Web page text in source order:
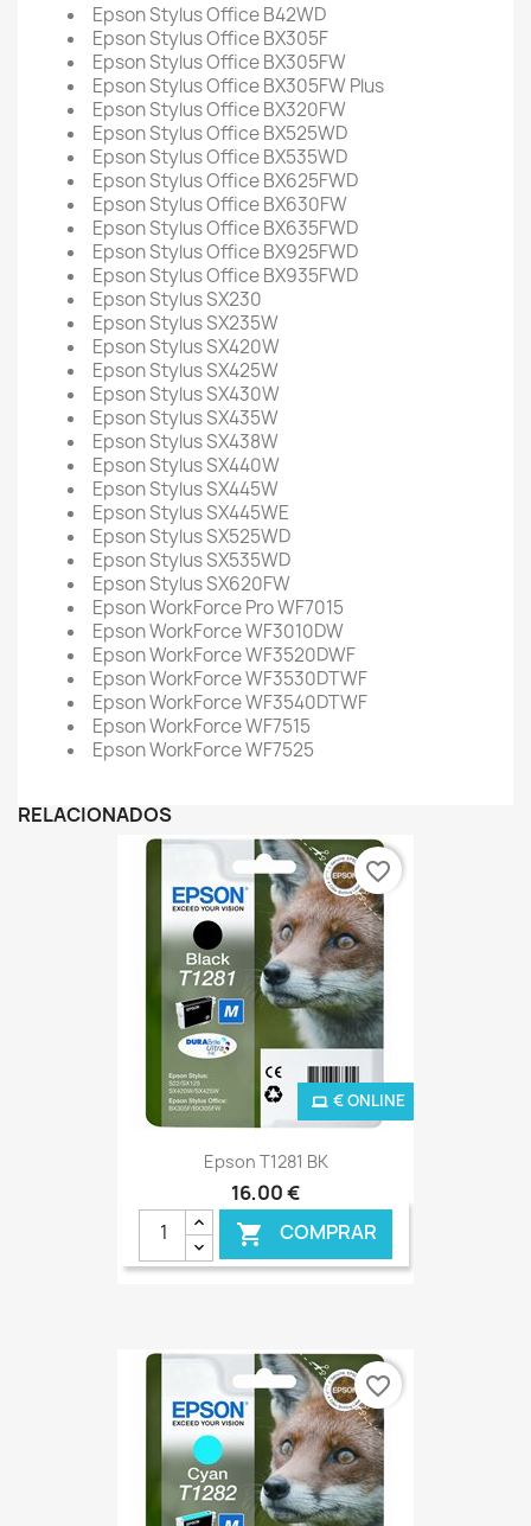
Epson Stylus Office B42WD
Epson Stylus Office BX305F
Epson Stylus Office BX305FW
Epson Stylus Office BX305FW Plus
Epson Stylus Office BX320FW
Epson Stylus Office BX525WD
Epson Stylus Office BX535WD
Epson Stylus Office BX625FWD
Epson Stylus Office BX630FW
Epson Stylus Office BX635FWD
Epson Stylus Office BX925FWD
Epson Stylus Office BX935FWD
Epson Stylus SX230
Epson Stylus SX235W
Epson Stylus SX420W
Epson Stylus SX425W
Epson Stylus SX430W
Epson Stylus SX435W
Epson Stylus SX438W
Epson Stylus SX440W
Epson Stylus SX445W
Epson Stylus SX445WE
Epson Stylus SX525WD
Epson Stylus SX535WD
Epson Stylus SX620FW
Epson WorkForce Pro WF7015
Epson WorkForce WF3010DW
Epson WorkForce WF3520DWF
Epson WorkForce WF3530DTWF
Epson WorkForce WF3540DTWF
Epson WorkForce WF7515
Epson WorkForce WF7525
RELACIONADOS
Epson T1281 BK
16,00 €
 COMPRAR
€ ONLINE
favorite_border
favorite_border